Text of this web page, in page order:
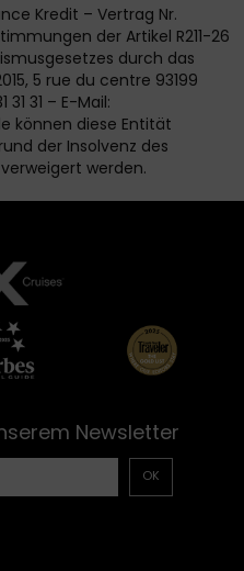
Newsletter
OK